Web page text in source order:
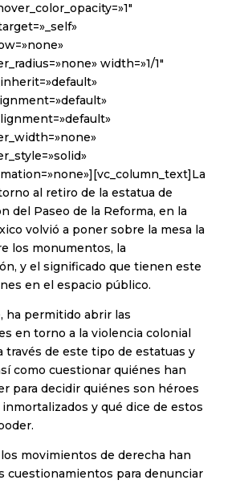
width=»1/1″
al retiro de la estatua de
del Paseo de la Reforma, en la
volvió a poner sobre la mesa la
los monumentos, la
y el significado que tienen este
en el espacio público.
ha permitido abrir las
en torno a la violencia colonial
través de este tipo de estatuas y
como cuestionar quiénes han
para decidir quiénes son héroes
y qué dice de estos
movimientos de derecha han
cuestionamientos para denunciar